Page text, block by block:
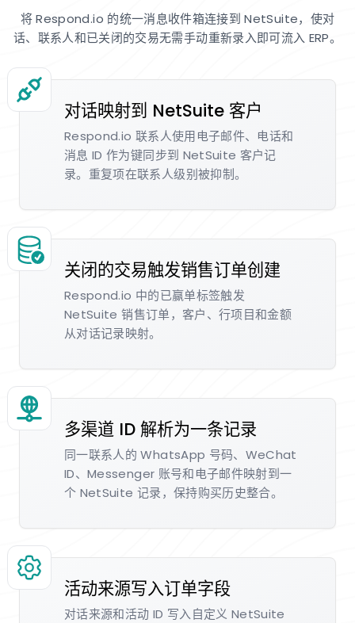
将 Respond.io 的统一消息收件箱连接到 NetSuite，使对
话、联系人和已关闭的交易无需手动重新录入即可流入 ERP。
对话映射到 NetSuite 客户
Respond.io 联系人使用电子邮件、电话和
消息 ID 作为键同步到 NetSuite 客户记
录。重复项在联系人级别被抑制。
关闭的交易触发销售订单创建
Respond.io 中的已赢单标签触发
NetSuite 销售订单，客户、行项目和金额
从对话记录映射。
多渠道 ID 解析为一条记录
同一联系人的 WhatsApp 号码、WeChat
ID、Messenger 账号和电子邮件映射到一
个 NetSuite 记录，保持购买历史整合。
活动来源写入订单字段
对话来源和活动 ID 写入自定义 NetSuite